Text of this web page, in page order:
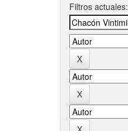
Filtros actuales: